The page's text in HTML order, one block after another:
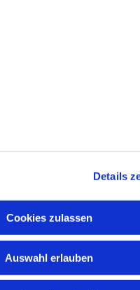
Details
Cookies zulassen
Auswahl erlauben